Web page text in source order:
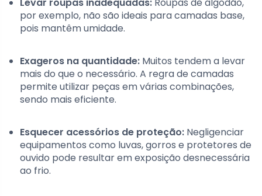
por exemplo, não são ideais para camadas base,
pois mantêm umidade.
Exageros na quantidade: Muitos tendem a levar
mais do que o necessário. A regra de camadas
permite utilizar peças em várias combinações,
sendo mais eficiente.
Esquecer acessórios de proteção: Negligenciar
equipamentos como luvas, gorros e protetores de
ouvido pode resultar em exposição desnecessária
ao frio.